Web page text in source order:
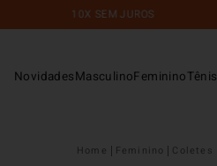
10X SEM JUROS
NovidadesMasculinoFemininoTênis
Feminino Coletes